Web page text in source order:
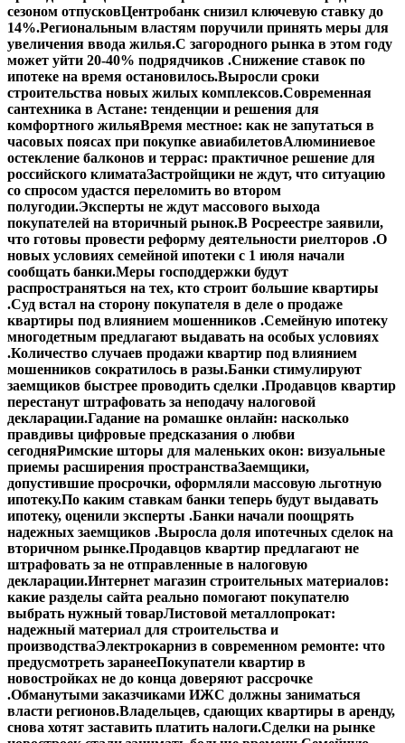
сезоном отпусковЦентробанк снизил ключевую ставку до
14%.Региональным властям поручили принять меры для
увеличения ввода жилья.С загородного рынка в этом году
может уйти 20-40% подрядчиков .Снижение ставок по
ипотеке на время остановилось.Выросли сроки
строительства новых жилых комплексов.Современная
сантехника в Астане: тенденции и решения для
комфортного жильяВремя местное: как не запутаться в
часовых поясах при покупке авиабилетовАлюминиевое
остекление балконов и террас: практичное решение для
российского климатаЗастройщики не ждут, что ситуацию
со спросом удастся переломить во втором
полугодии.Эксперты не ждут массового выхода
покупателей на вторичный рынок.В Росреестре заявили,
что готовы провести реформу деятельности риелторов .О
новых условиях семейной ипотеки с 1 июля начали
сообщать банки.Меры господдержки будут
распространяться на тех, кто строит большие квартиры
.Суд встал на сторону покупателя в деле о продаже
квартиры под влиянием мошенников .Семейную ипотеку
многодетным предлагают выдавать на особых условиях
.Количество случаев продажи квартир под влиянием
мошенников сократилось в разы.Банки стимулируют
заемщиков быстрее проводить сделки .Продавцов квартир
перестанут штрафовать за неподачу налоговой
декларации.Гадание на ромашке онлайн: насколько
правдивы цифровые предсказания о любви
сегодняРимские шторы для маленьких окон: визуальные
приемы расширения пространстваЗаемщики,
допустившие просрочки, оформляли массовую льготную
ипотеку.По каким ставкам банки теперь будут выдавать
ипотеку, оценили эксперты .Банки начали поощрять
надежных заемщиков .Выросла доля ипотечных сделок на
вторичном рынке.Продавцов квартир предлагают не
штрафовать за не отправленные в налоговую
декларации.Интернет магазин строительных материалов:
какие разделы сайта реально помогают покупателю
выбрать нужный товарЛистовой металлопрокат:
надежный материал для строительства и
производстваЭлектрокарниз в современном ремонте: что
предусмотреть заранееПокупатели квартир в
новостройках не до конца доверяют рассрочке
.Обманутыми заказчиками ИЖС должны заниматься
власти регионов.Владельцев, сдающих квартиры в аренду,
снова хотят заставить платить налоги.Сделки на рынке